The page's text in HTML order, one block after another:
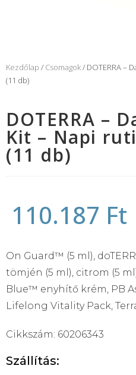
Kezdőlap / Csomagok/ DOTERRA –
(11 db)
DOTERRA –
Kit – Napi
(11 db)
110.187 Ft
On Guard™ (5 ml),
tömjén (5 ml), citrom (5
Blue™ enyhítő krém, PB
Lifelong Vitality Pack,
Cikkszám: 60206343
Szállítás: